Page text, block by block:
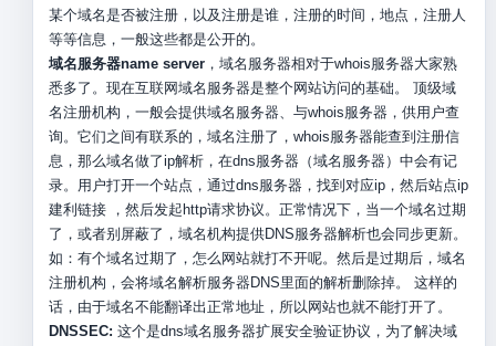
某个域名是否被注册，以及注册是谁，注册的时间，地点，注册人
等等信息，一般这些都是公开的。
域名服务器name server，域名服务器相对于whois服务器大家熟
悉多了。现在互联网域名服务器是整个网站访问的基础。 顶级域
名注册机构，一般会提供域名服务器、与whois服务器，供用户查
询。它们之间有联系的，域名注册了，whois服务器能查到注册信
息，那么域名做了ip解析，在dns服务器（域名服务器）中会有记
录。用户打开一个站点，通过dns服务器，找到对应ip，然后站点ip
建利链接 ，然后发起http请求协议。正常情况下，当一个域名过期
了，或者别屏蔽了，域名机构提供DNS服务器解析也会同步更新。
如：有个域名过期了，怎么网站就打不开呢。然后是过期后，域名
注册机构，会将域名解析服务器DNS里面的解析删除掉。 这样的
话，由于域名不能翻译出正常地址，所以网站也就不能打开了。
DNSSEC: 这个是dns域名服务器扩展安全验证协议，为了解决域